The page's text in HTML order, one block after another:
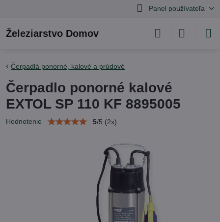
Panel používateľa
Železiarstvo Domov
Čerpadlá ponorné, kalové a prúdové
Čerpadlo ponorné kalové
EXTOL SP 110 KF 8895005
Hodnotenie 5/5 (2x)